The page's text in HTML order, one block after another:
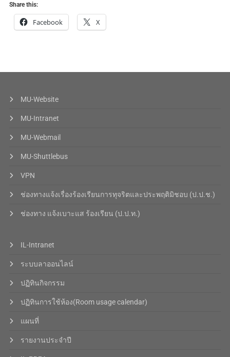
Share this:
Facebook X
MU-Website
MU-Intranet
MU-Webmail
MU-Shuttlebus
VPN
ช่องทางแจ้งเรื่องร้องเรียนการทุจริตและประพฤติมิชอบ (ป.ป.ช.)
ช่องทาง แจ้งเบาะแส ร้องเรียน (ป.ป.ท.)
IL-Intranet
ระบบลาออนไลน์
ปฏิทินกิจกรรม
ปฏิทินการใช้ห้อง(Room usage calendar)
แผนที่
รายงานประจำปี